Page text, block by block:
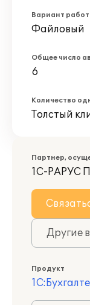
Вариант
Файловый
Общее число
6
Количество
Толстый
Партнер,
1С-РАРУС
Другие
Продукт